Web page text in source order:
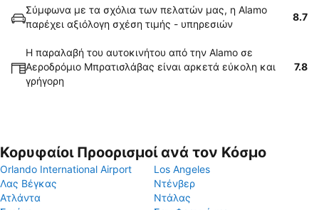
Σύμφωνα με τα σχόλια των πελατών μας, η Alamo
παρέχει αξιόλογη σχέση τιμής - υπηρεσιών
8.7
Η παραλαβή του αυτοκινήτου από την Alamo σε
Αεροδρόμιο Μπρατισλάβας είναι αρκετά εύκολη και
γρήγορη
7.8
Κορυφαίοι Προορισμοί ανά τον Κόσμο
Orlando International Airport
Los Angeles
Λας Βέγκας
Ντένβερ
Ατλάντα
Ντάλας